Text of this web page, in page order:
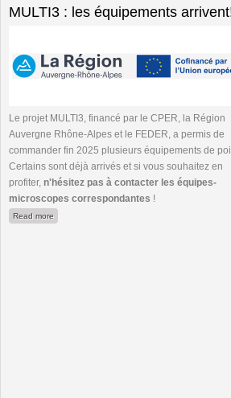
MULTI3 : les équipements
Le projet MULTI3, financé par le CPER, la Région
Auvergne Rhône-Alpes et le FEDER, a permis de
commander fin 2025 plusieurs équipements de
Certains sont déjà arrivés et si vous souhaitez en
profiter, n'hésitez pas à contacter les équipes-
microscopes correspondantes !
Read more
Pages